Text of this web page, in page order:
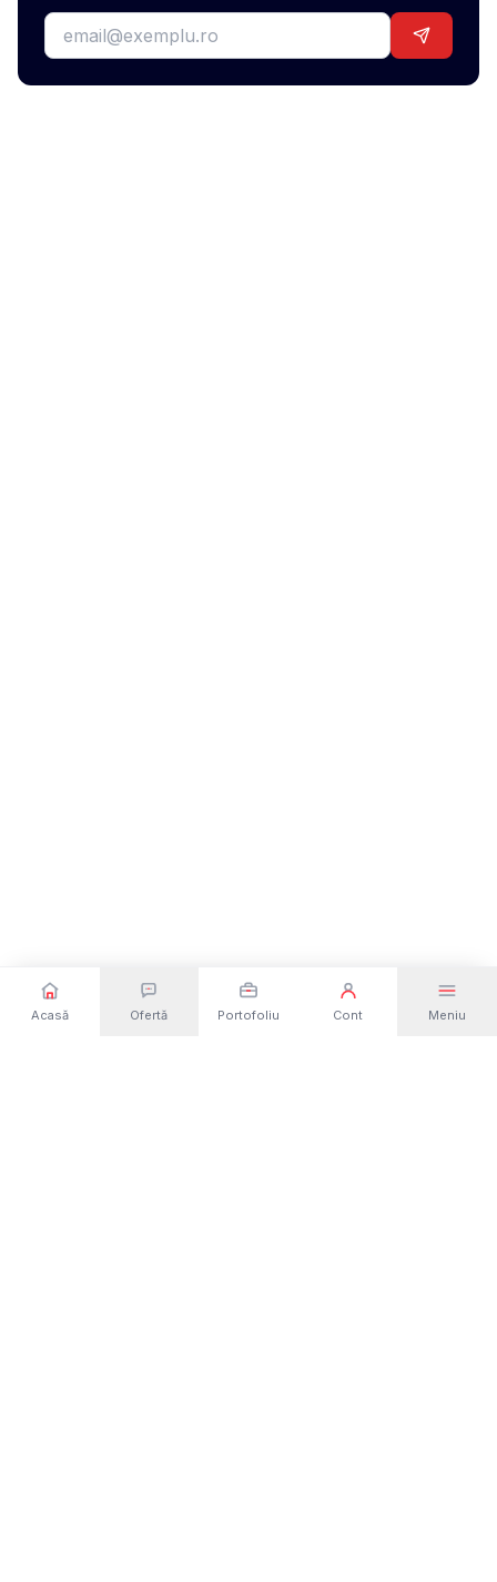
Acasă Ofertă Portofoliu Cont Meniu